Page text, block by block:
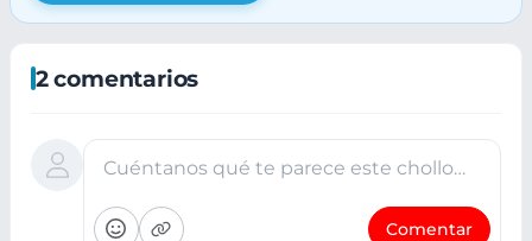
2 comentarios
Cuéntanos qué te parece este chollo…
Comentar